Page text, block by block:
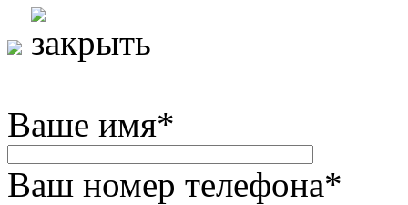
Ваше имя*
Ваш номер телефона*